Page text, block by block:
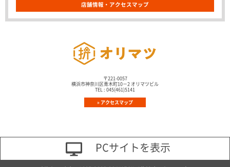
〒221-0057
横浜市神奈川区青木町10－2 オリマツビル
TEL : 045(461)5141
» アクセスマップ
店舗情報・アクセスマップ
PCサイトを表示